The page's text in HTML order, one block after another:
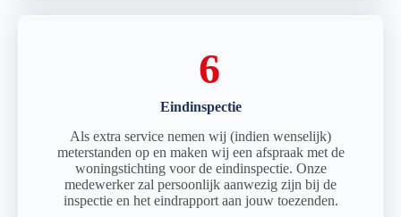
6
Eindinspectie
Als extra service nemen wij (indien wenselijk)
meterstanden op en maken wij een afspraak met de
woningstichting voor de eindinspectie. Onze
medewerker zal persoonlijk aanwezig zijn bij de
inspectie en het eindrapport aan jouw toezenden.